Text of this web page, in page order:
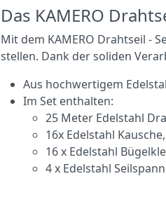
Das KAMERO
Mit dem KAMERO Drahtseil -
stellen. Dank der soliden
Aus hochwertigem
Im Set enthalten:
25 Meter Edelstahl
16x Edelstahl
16 x Edelstahl
4 x Edelstahl